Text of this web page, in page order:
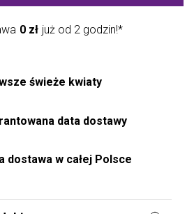
0 zł już od 2 godzin!*
świeże kwiaty
data dostawy
dostawa w całej Polsce